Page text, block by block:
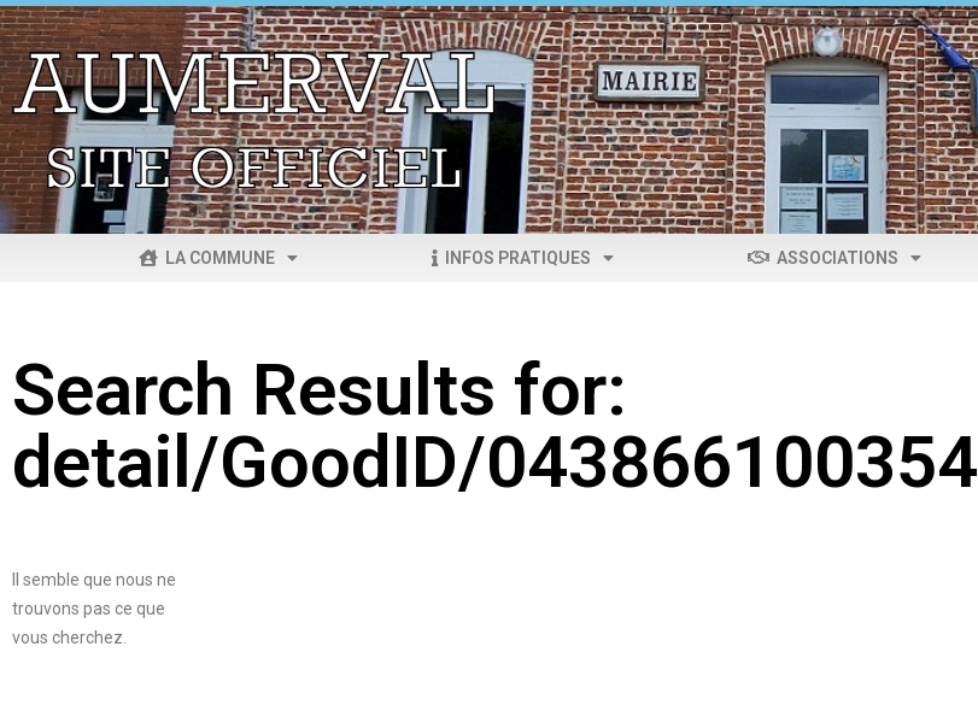
LA COMMUNE INFOS PRATIQUES ASSOCIATIONS
Search Results for:
detail/GoodID/043866100354
Il semble que nous ne
trouvons pas ce que
vous cherchez.